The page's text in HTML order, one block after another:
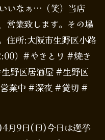
いなぁ…（笑）当店
営業致します。その場
住所:大阪市生野区小路
）#やきとり #焼き
野区居酒屋 #生野区
業中 #深夜 #貸切 #
月9日(日)今日は選挙